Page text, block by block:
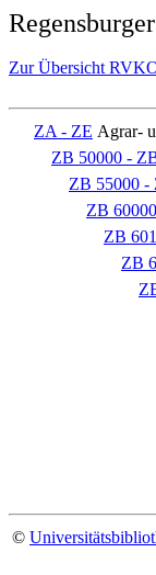
Zur Übersicht
ZA - ZE Agrar-
ZB 50000 -
ZB 55000 -
ZB
ZB
ZB
©